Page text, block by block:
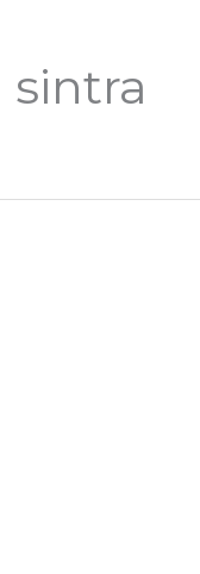
sintra